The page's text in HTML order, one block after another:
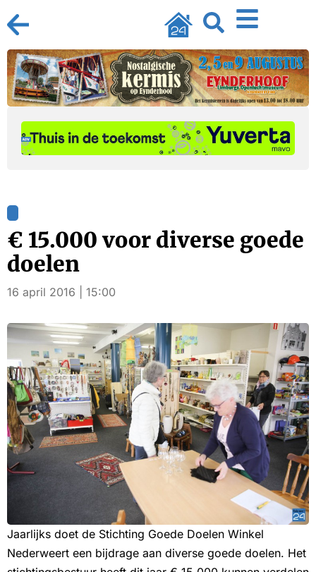
€ 15.000 voor diverse goede
doelen
16 april 2016 | 15:00
Jaarlijks doet de Stichting Goede Doelen Winkel
Nederweert een bijdrage aan diverse goede doelen. Het